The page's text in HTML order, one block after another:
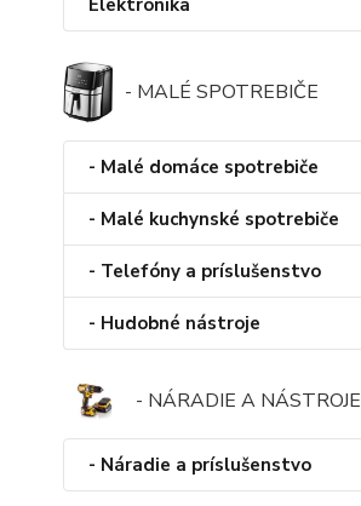
Elektronika
- MALÉ SPOTREBIČE
- Malé domáce spotrebiče
- Malé kuchynské spotrebiče
- Telefóny a príslušenstvo
- Hudobné nástroje
- NÁRADIE A NÁSTROJE
- Náradie a príslušenstvo